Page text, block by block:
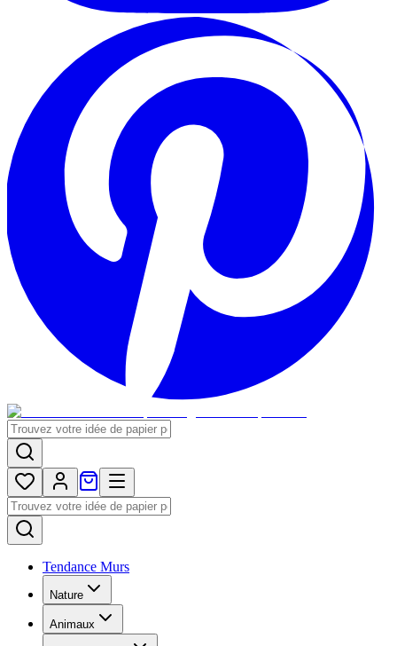
Tendance Murs
Nature
Animaux